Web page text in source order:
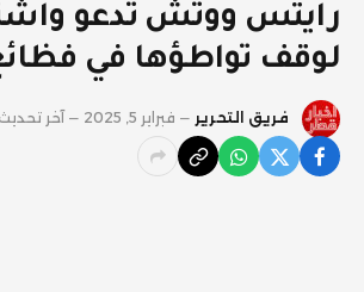
رايتس ووتش تدعو
لوقف تواطؤها في
فريق التحرير فبراير 5, 2025 آخر